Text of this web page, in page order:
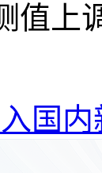
值上
国内